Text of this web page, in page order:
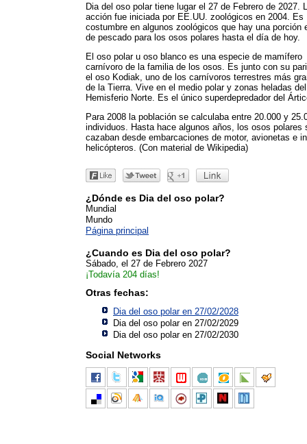
Dia del oso polar tiene lugar el 27 de Febrero de 2027.
acción fue iniciada por EE.UU. zoológicos en 2004. Es
costumbre en algunos zoológicos que hay una porción
de pescado para los osos polares hasta el día de hoy.
El oso polar u oso blanco es una especie de mamífero
carnívoro de la familia de los osos. Es junto con su
el oso Kodiak, uno de los carnívoros terrestres más
de la Tierra. Vive en el medio polar y zonas heladas del
Hemisferio Norte. Es el único superdepredador del
Para 2008 la población se calculaba entre 20.000 y
individuos. Hasta hace algunos años, los osos polares
cazaban desde embarcaciones de motor, avionetas e
helicópteros. (Con material de Wikipedia)
¿Dónde es Dia del oso polar?
Mundial
Mundo
Página principal
¿Cuando es Dia del oso polar?
Sábado, el 27 de Febrero 2027
¡Todavía 204 días!
Otras fechas:
Dia del oso polar en 27/02/2028
Dia del oso polar en 27/02/2029
Dia del oso polar en 27/02/2030
Social Networks